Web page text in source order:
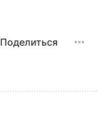
Поделиться